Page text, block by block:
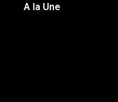
A la Une